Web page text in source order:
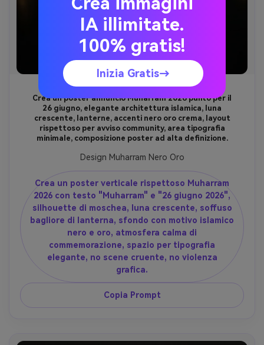
Crea un poster annuncio Muharram 2026 pulito per il
26 giugno, elegante architettura islamica, luna
crescente, lanterne, accenti nero oro crema, layout
rispettoso per avviso community, area tipografia
minimale, composizione poster ad alta definizione.
Design Muharram Nero Oro
Crea un poster verticale rispettoso Muharram
2026 con testo "Muharram" e "26 giugno 2026",
silhouette di moschea, luna crescente, soffuso
bagliore di lanterna, sfondo con motivo islamico
nero e oro, atmosfera calma di
commemorazione, spazio per tipografia
elegante, no scene cruente, no violenza
grafica.
Copia Prompt
IA illimitate.
100% gratis!
Inizia Gratis→